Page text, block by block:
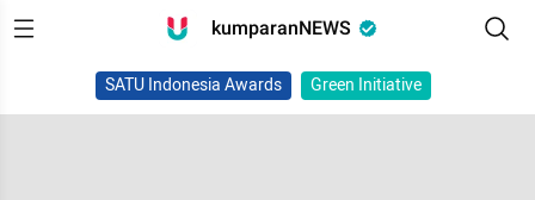
kumparanNEWS
SATU Indonesia Awards Green Initiative